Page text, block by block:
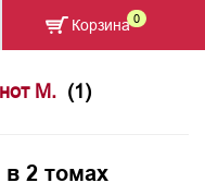
М. (1)
в 2 томах
Корзина 0